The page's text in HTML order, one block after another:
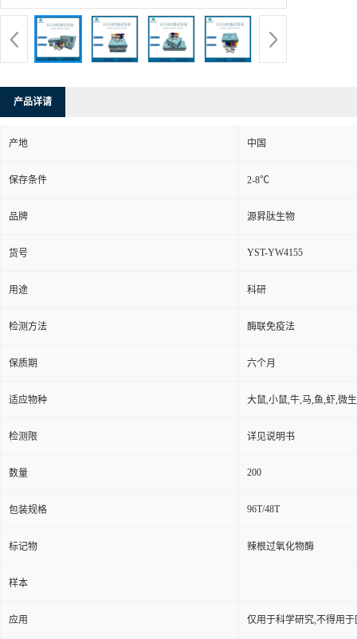
产品详请
产地 中国
保存条件 2-8℃
品牌 源昇肽生物
货号 YST-YW4155
用途 科研
检测方法 酶联免疫法
保质期 六个月
适应物种 大鼠,小鼠,牛,马,鱼,虾,微
检测限 详见说明书
数量 200
包装规格 96T/48T
标记物 辣根过氧化物酶
样本
应用 仅用于科学研究,不得用